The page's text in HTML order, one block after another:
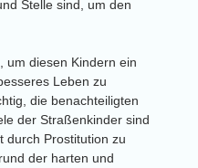
Stelle sind, um den
um diesen Kindern ein
Leben zu
die benachteiligten
der Straßenkinder sind
durch Prostitution zu
der harten und